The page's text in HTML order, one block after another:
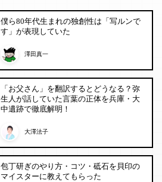
僕ら80年代生まれの独創性は「写ルンで
す」が表現していた
澤田真一
「お父さん」を翻訳するとどうなる？弥
生人が話していた言葉の正体を兵庫・大
中遺跡で徹底解明！
大澤法子
包丁研ぎのやり方・コツ・砥石を貝印の
マイスターに教えてもらった